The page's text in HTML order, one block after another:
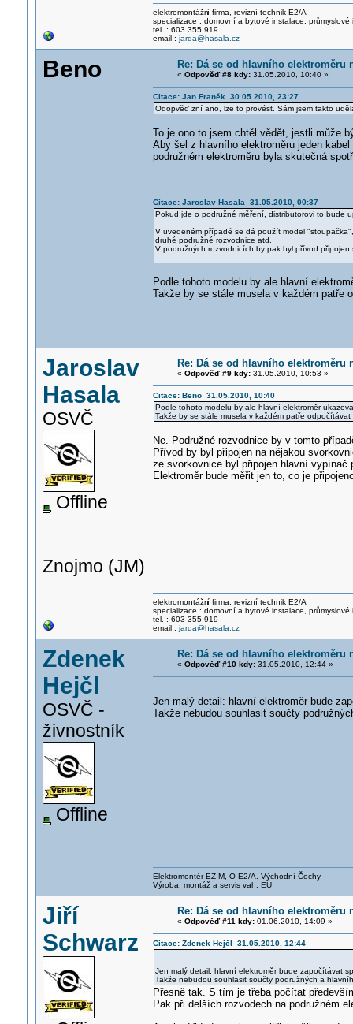
elektromontážní firma, revizní technik E2/A
specializace : domovní a bytové instalace, průmyslové
tel. : 603 355 919
email : jarda@hasala.cz
Beno Re: Dá se od hlavního
« Odpověď #8 kdy:31.05.2010, 10:40 »
Citace: Jan Franěk 30.05.2010, 23:27
Odopvěď zní ano, lze to provést. Sám jsem takto
To je ono to jsem chtěl vědět, jestli může
Aby šel z hlavního elektroměru jeden
podružném elektroměru byla skutečná
Citace: Jaroslav Hasala 31.05.2010, 00:37
Pokud jde o podružné měření, distributorovi to bude
V uvedeném případě se dá použít model
druhé podružné rozvodnice atd.
V podružných rozvodnicích by pak byl přívod
Podle tohoto modelu by ale hlavní
Takže by se stále musela v každém patře
Jaroslav
Hasala
OSVČ
Offline
Znojmo (JM)
Re: Dá se od hlavního
« Odpověď #9 kdy:31.05.2010, 10:53 »
Citace: Beno 31.05.2010, 10:40
Podle tohoto modelu by ale hlavní elektroměr
Takže by se stále musela v každém patře
Ne. Podružné rozvodnice by v tomto
Přívod by byl připojen na nějakou
ze svorkovnice byl připojen hlavní vypínač
Elektroměr bude měřit jen to, co je
elektromontážní firma, revizní technik E2/A
specializace : domovní a bytové instalace, průmyslové
tel. : 603 355 919
email : jarda@hasala.cz
Zdenek
Hejčl
OSVČ -
živnostník
Offline
Re: Dá se od hlavního
« Odpověď #10 kdy:31.05.2010, 12:44 »
Jen malý detail: hlavní elektroměr bude
Takže nebudou souhlasit součty
Elektromontér EZ-M, O-E2/A. Východní Čechy
Výroba, montáž a servis vah. EU
Jiří
Schwarz
Re: Dá se od hlavního
« Odpověď #11 kdy:01.06.2010, 14:09 »
Citace: Zdenek Hejčl 31.05.2010, 12:44
Jen malý detail: hlavní elektroměr bude započítávat
Takže nebudou souhlasit součty podružných a
Přesně tak. S tím je třeba počítat
Pak při delších rozvodech na podružném